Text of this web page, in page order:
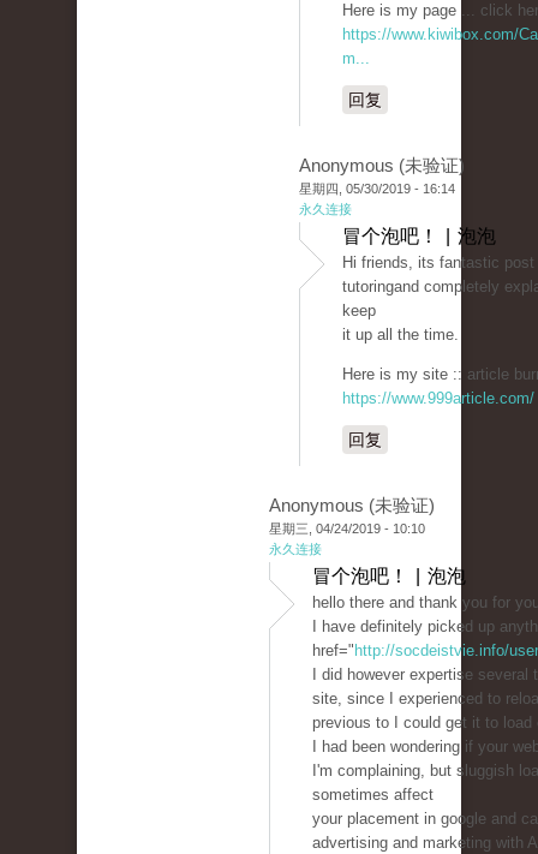
Here is my page ... click
https://www.kiwibox.com/
m...
回复
Anonymous (未验证)
星期四, 05/30/2019 - 16:14
永久连接
冒个泡吧！ | 泡泡
Hi friends, its fantastic post
tutoringand completely
keep
it up all the time.
Here is my site :: article
https://www.999article.com/
回复
Anonymous (未验证)
星期三, 04/24/2019 - 10:10
永久连接
冒个泡吧！ | 泡泡
hello there and thank you for
I have definitely picked up
href=" http://socdeistvie.info/
I did however expertise
site, since I experienced to
previous to I could get it to load
I had been wondering if your
I'm complaining, but sluggish
sometimes affect
your placement in google and
advertising and marketing with